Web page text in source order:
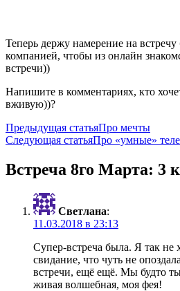
Теперь держу намерение на
компанией, чтобы из онлайн
встречи))
Напишите в комментариях, кто
вживую))?
Навигация
по
записям
Предыдущая статьяПро мечты
Следующая статьяПро «умные»
Встреча 8го Марта: 3
Светлана:
11.03.2018 в 23:13
Супер-встреча была. Я так не
свидание, что чуть не
встречи, ещё ещё. Мы будто
живая волшебная, моя фея!